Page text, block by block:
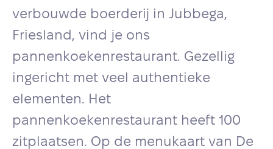
verbouwde boerderij in Jubbega,
Friesland, vind je ons
pannenkoekenrestaurant. Gezellig
ingericht met veel authentieke
elementen. Het
pannenkoekenrestaurant heeft 100
zitplaatsen. Op de menukaart van De